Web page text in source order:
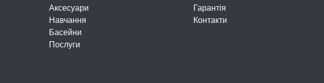
Аксесуари
Навчання
Басейни
Послуги
Гарантія
Контакти